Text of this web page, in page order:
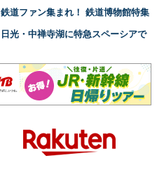
鉄道ファン集まれ！ 鉄道博物館特集
日光・中禅寺湖に特急スペーシアで